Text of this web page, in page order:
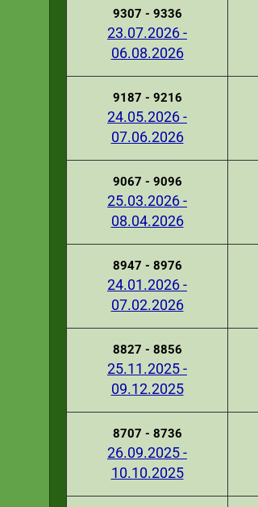
9307 - 9336
23.07.2026 -
06.08.2026
9187 - 9216
24.05.2026 -
07.06.2026
9067 - 9096
25.03.2026 -
08.04.2026
8947 - 8976
24.01.2026 -
07.02.2026
8827 - 8856
25.11.2025 -
09.12.2025
8707 - 8736
26.09.2025 -
10.10.2025